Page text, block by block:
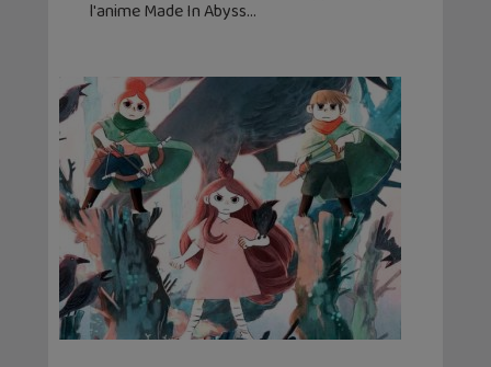
l'anime Made In Abyss